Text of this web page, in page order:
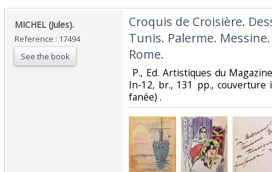
‎MICHEL (Jules). ‎
Reference : 17494
See the book
‎Croquis de Croisière.
Tunis. Palerme.
Rome.‎
P., Ed. Artistiques du
In-12, br., 131 pp.,
fanée) . ‎